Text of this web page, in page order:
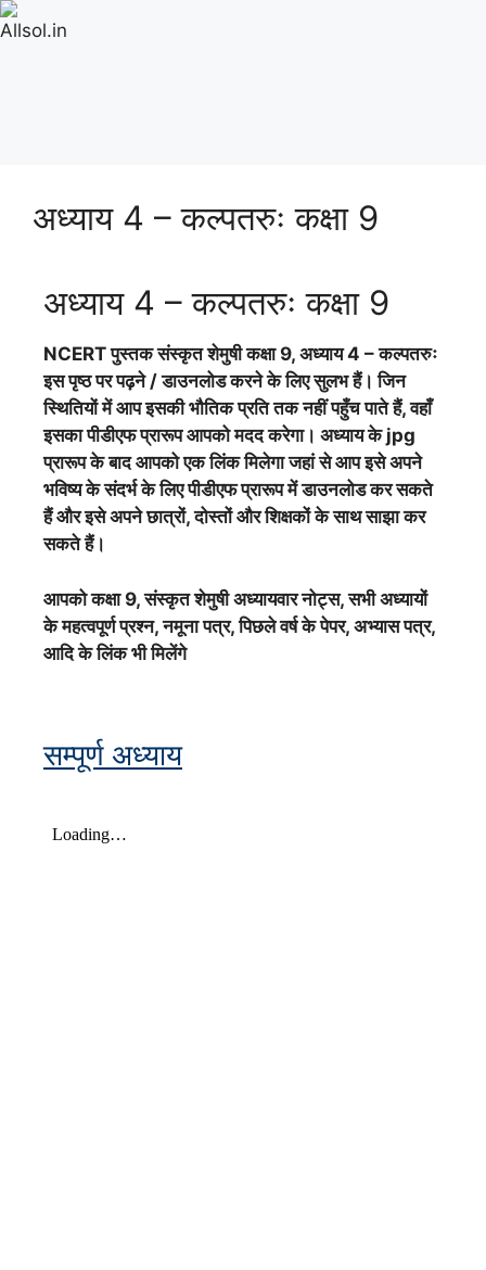
अध्याय 4 – कल्पतरुः कक्षा 9
अध्याय 4 – कल्पतरुः कक्षा 9
NCERT पुस्तकसंस्कृत शेमुषी कक्षा 9, अध्याय 4 – कल्पतरुः
इस पृष्ठ पर पढ़ने / डाउनलोड करने के लिए सुलभ हैं। जिन
स्थितियों में आप इसकी भौतिक प्रति तक नहीं पहुँच पाते हैं, वहाँ
इसका पीडीएफ प्रारूप आपको मदद करेगा। अध्याय के jpg
प्रारूप के बाद आपको एक लिंक मिलेगा जहां से आप इसे अपने
भविष्य के संदर्भ के लिए पीडीएफ प्रारूप में डाउनलोड कर सकते
हैं और इसे अपने छात्रों, दोस्तों और शिक्षकों के साथ साझा कर
सकते हैं।
आपको कक्षा 9,संस्कृत शेमुषीअध्यायवार नोट्स, सभी अध्यायों
के महत्वपूर्ण प्रश्न, नमूना पत्र, पिछले वर्ष के पेपर, अभ्यास पत्र,
आदि के लिंक भी मिलेंगे
सम्पूर्ण अध्याय